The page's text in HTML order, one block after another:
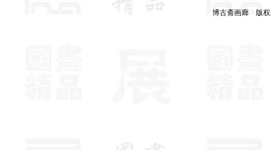
博古斋画廊 版